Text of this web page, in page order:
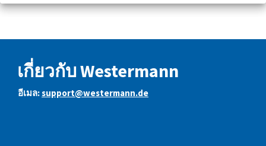
เกี่ยวกับ Westermann
อีเมล:support@westermann.de